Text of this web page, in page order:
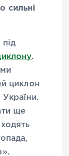
сильні
.
циклон
ще